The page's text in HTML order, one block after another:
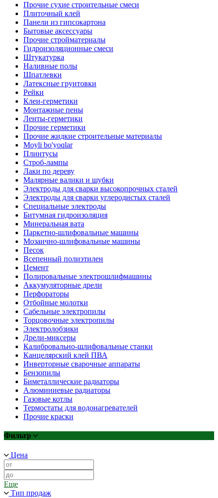
Прочие сухие строительные смеси
Плиточный клей
Панели из гипсокартона
Бытовые аксессуары
Прочие стройматериалы
Гидроизоляционные смеси
Штукатурка
Наливные полы
Шпатлевки
Латексные грунтовки
Рейки
Клеи-герметики
Монтажные пены
Ленты-герметики
Прочие герметики
Прочие жидкие строительные материалы
Moyli bo'yoqlar
Плинтусы
Строб-лампы
Лаки по дереву
Малярные валики и шубки
Электроды для сварки высокопрочных сталей
Электроды для сварки углеродистых сталей
Специальные электроды
Битумная гидроизоляция
Минеральная вата
Паркетно-шлифовальные машины
Мозаично-шлифовальные машины
Песок
Всепенный полиэтилен
Цемент
Полировальные электрошлифмашины
Аккумуляторные дрели
Перфораторы
Отбойные молотки
Сабельные электропилы
Торцовочные электропилы
Электролобзики
Дрели-миксеры
Калибровально-шлифовальные станки
Канцелярский клей ПВА
Инверторные сварочные аппараты
Бензопилы
Биметаллические радиаторы
Алюминиевые радиаторы
Газовые котлы
Термостаты для водонагревателей
Прочие краски
Фильтр
Цена
Еще
Тип продаж